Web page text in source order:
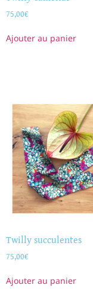
75,00€
Ajouter au panier
Twilly succulentes
75,00€
Ajouter au panier